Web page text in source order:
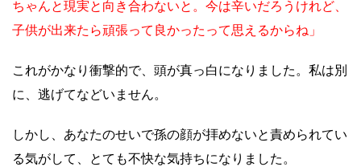
ちゃんと現実と向き合わないと。今は辛いだろうけれど、
子供が出来たら頑張って良かったって思えるからね」
これがかなり衝撃的で、頭が真っ白になりました。私は別
に、逃げてなどいません。
しかし、あなたのせいで孫の顔が拝めないと責められてい
る気がして、とても不快な気持ちになりました。